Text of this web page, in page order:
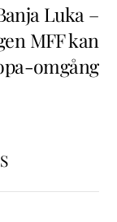
Luka –
MFF kan
omgång